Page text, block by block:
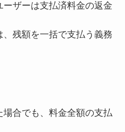
ザーは支払済料金の返金
、残額を一括で支払う義務
合でも、料金全額の支払